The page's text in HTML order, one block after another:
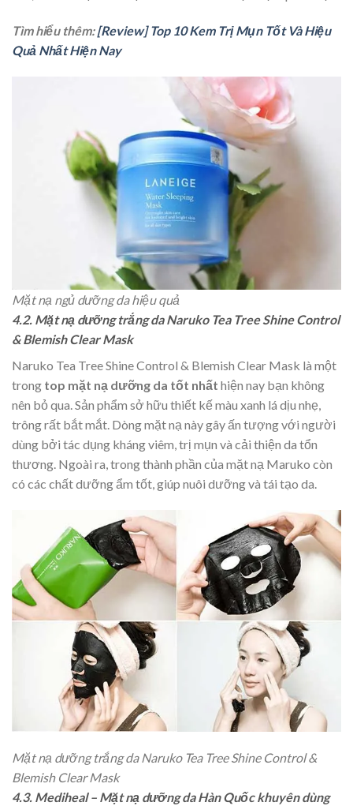
Tìm hiểu thêm:[Review] Top 10 Kem Trị Mụn Tốt Và Hiệu
Quả Nhất Hiện Nay
Mặt nạ ngủ dưỡng da hiệu quả
4.2. Mặt nạ dưỡng trắng da Naruko Tea Tree Shine Control
& Blemish Clear Mask
Naruko Tea Tree Shine Control & Blemish Clear Mask là một
trong top mặt nạ dưỡng da tốt nhất hiện nay bạn không
nên bỏ qua. Sản phẩm sở hữu thiết kế màu xanh lá dịu nhẹ,
trông rất bắt mắt. Dòng mặt nạ này gây ấn tượng với người
dùng bởi tác dụng kháng viêm, trị mụn và cải thiện da tổn
thương. Ngoài ra, trong thành phần của mặt nạ Maruko còn
có các chất dưỡng ẩm tốt, giúp nuôi dưỡng và tái tạo da.
Mặt nạ dưỡng trắng da Naruko Tea Tree Shine Control &
Blemish Clear Mask
4.3. Mediheal – Mặt nạ dưỡng da Hàn Quốc khuyên dùng